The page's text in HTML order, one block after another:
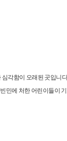
각함이 오래된 곳입니
민에 처한 어린이들이